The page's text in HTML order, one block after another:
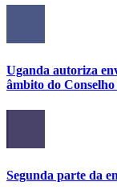
Uganda autoriza
âmbito do Conselho
Segunda parte da